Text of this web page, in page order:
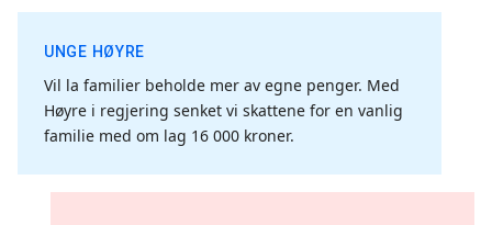
UNGE HØYRE
Vil la familier beholde mer av egne penger. Med
Høyre i regjering senket vi skattene for en vanlig
familie med om lag 16 000 kroner.